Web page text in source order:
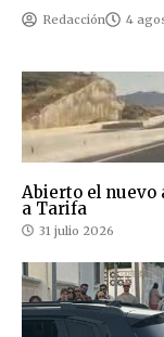
Redacción 4
Abierto el nuevo
a Tarifa
31 julio 2026